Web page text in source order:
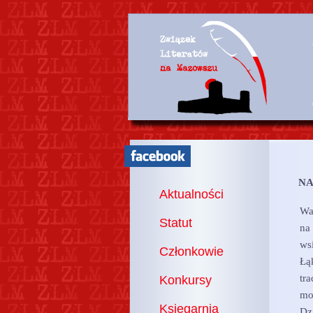
Aktualności
Statut
Członkowie
Konkursy
Księgarnia
na